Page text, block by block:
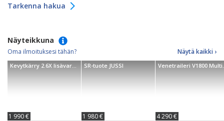
Tarkenna hakua
Näyteikkuna
Oma ilmoituksesi tähän? Näytä kaikki ›
1 990 €
SR-tuote JUSSI
1 980 € 4 290 €